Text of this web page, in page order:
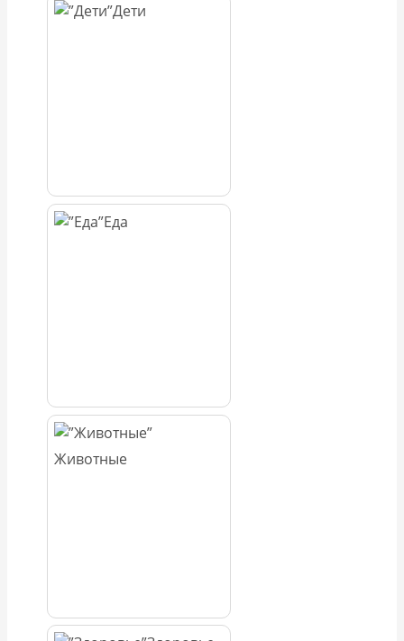
Дети
Еда
Животные